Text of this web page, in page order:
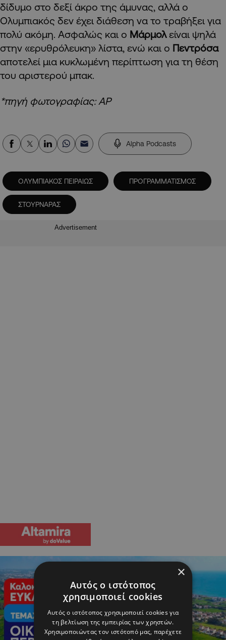
δίδυμο στο δεξί άκρο της άμυνας, αλλά ο
Ολυμπιακός δεν έχει διάθεση να το τραβήξει για
πολύ ακόμη. Ασφαλώς και ο Μάρμολείναι ψηλά
στην «ερυθρόλευκη» λίστα, ενώ και ο Πεντρόσα
αποτελεί μια κυκλωμένη περίπτωση για τη θέση
του αριστερού μπακ.
*πηγή φωτογραφίας: ΑΡ
Alpha Podcasts
ΟΛΥΜΠΙΑΚΟΣ ΠΕΙΡΑΙΩΣ ΠΡΟΓΡΑΜΜΑΤΙΣΜΟΣ
ΣΤΟΥΡΝΑΡΑΣ
Advertisement
×
Αυτός ο ιστότοπος
χρησιμοποιεί cookies
Αυτός ο ιστότοπος χρησιμοποιεί cookies για
τη βελτίωση της εμπειρίας των χρηστών.
Χρησιμοποιώντας τον ιστότοπό μας, παρέχετε